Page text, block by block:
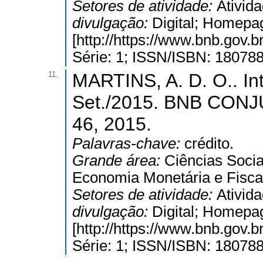
Setores de atividade:
divulgação: Digital;
[http://https://
Série: 1; ISSN/ISBN:
11.
MARTINS, A. D. O..
Set./2015. BNB
46, 2015.
Palavras-chave: crédito.
Grande área: Ciências
Economia Monetária e
Setores de atividade:
divulgação: Digital;
[http://https://
Série: 1; ISSN/ISBN: